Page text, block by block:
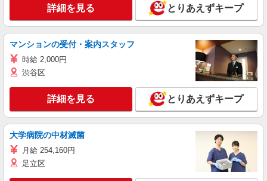
詳細を見る とりあえずキープ
マンションの受付・案内スタッフ
時給 2,000円
渋谷区
詳細を見る とりあえずキープ
大学病院の中材滅菌
月給 254,160円
足立区